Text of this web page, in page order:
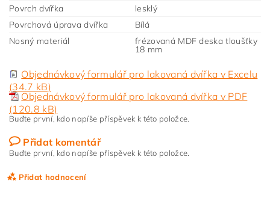
Povrch dvířka
lesklý
Povrchová úprava dvířka
Bílá
Nosný materiál
frézovaná MDF deska tloušťky
18 mm
Objednávkový formulář pro lakovaná dvířka v Excelu
(34.7 kB)
Objednávkový formulář pro lakovaná dvířka v PDF
(120.8 kB)
Buďte první, kdo napíše příspěvek k této položce.
Přidat komentář
Buďte první, kdo napíše příspěvek k této položce.
Přidat hodnocení